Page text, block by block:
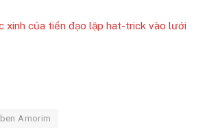
xinh của tiền đạo lập hat-trick vào lưới
Amorim